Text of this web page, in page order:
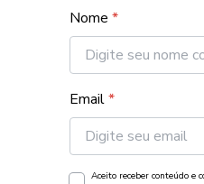
Nome *
Email*
Aceito receber conteúdo e